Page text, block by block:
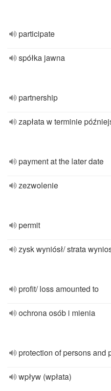
participate
spółka jawna
partnership
zapłata w terminie
payment at the later date
zezwolenie
permit
zysk wyniósł/ strata
profit/ loss amounted to
ochrona osób i mienia
protection of persons and
wpływ (wpłata)